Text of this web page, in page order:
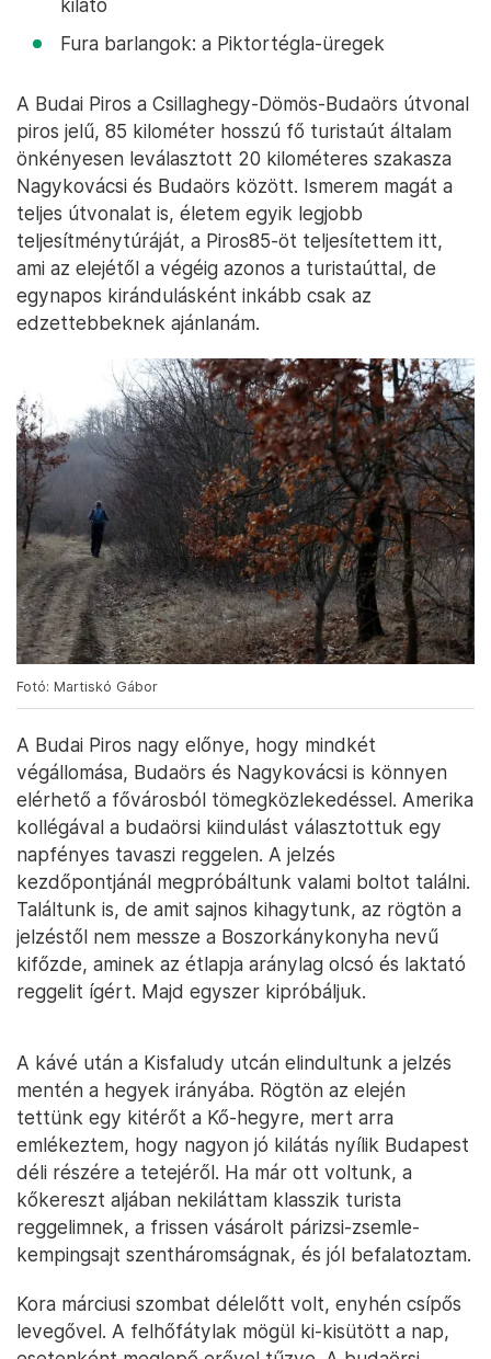
kilátó
Fura barlangok: a Piktortégla-üregek
A Budai Piros a Csillaghegy-Dömös-Budaörs útvonal
piros jelű, 85 kilométer hosszú fő turistaút általam
önkényesen leválasztott 20 kilométeres szakasza
Nagykovácsi és Budaörs között. Ismerem magát a
teljes útvonalat is, életem egyik legjobb
teljesítménytúráját, a Piros85-öt teljesítettem itt,
ami az elejétől a végéig azonos a turistaúttal, de
egynapos kirándulásként inkább csak az
edzettebbeknek ajánlanám.
Fotó: Martiskó Gábor
A Budai Piros nagy előnye, hogy mindkét
végállomása, Budaörs és Nagykovácsi is könnyen
elérhető a fővárosból tömegközlekedéssel. Amerika
kollégával a budaörsi kiindulást választottuk egy
napfényes tavaszi reggelen. A jelzés
kezdőpontjánál megpróbáltunk valami boltot találni.
Találtunk is, de amit sajnos kihagytunk, az rögtön a
jelzéstől nem messze a Boszorkánykonyha nevű
kifőzde, aminek az étlapja aránylag olcsó és laktató
reggelit ígért. Majd egyszer kipróbáljuk.
A kávé után a Kisfaludy utcán elindultunk a jelzés
mentén a hegyek irányába. Rögtön az elején
tettünk egy kitérőt a Kő-hegyre, mert arra
emlékeztem, hogy nagyon jó kilátás nyílik Budapest
déli részére a tetejéről. Ha már ott voltunk, a
kőkereszt aljában nekiláttam klasszik turista
reggelimnek, a frissen vásárolt párizsi-zsemle-
kempingsajt szentháromságnak, és jól befalatoztam.
Kora márciusi szombat délelőtt volt, enyhén csípős
levegővel. A felhőfátylak mögül ki-kisütött a nap,